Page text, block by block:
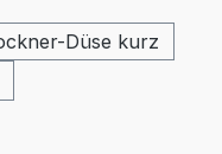
Düse kurz